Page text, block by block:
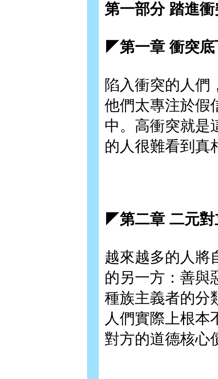
第一部分 踏進衝
◤第一章 衝突
陷入衝突的人們
他們太專注於假
中。高衝突就是
的人很難看到
◤第二章 二元
越來越多的人將
的另一方：善與
種族主義者的分
人們實際上根本
對方的道德核